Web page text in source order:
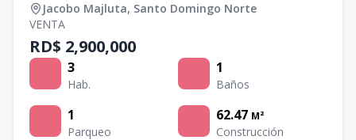
Jacobo Majluta, Santo Domingo Norte
VENTA
RD$ 2,900,000
3
Hab.
1
Baños
1
Parqueo
62.47 M²
Construcción